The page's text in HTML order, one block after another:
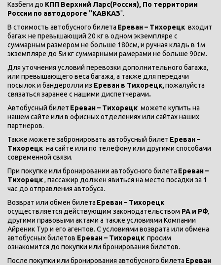
Казбеги до КПП Верхний Ларс(Россия), По территории
России по автодороге "КАВКАЗ".
В стоимость автобусного билета Ереван – Тихорецк входит
багаж не превышающий 20 кг в одном экземпляре с
суммарным размером не больше 180см, и ручная кладь в 1м
экземпляре до 5и кг суммарными рамерами не больше 90см.
Для уточнения условий перевозки дополнительного багажа,
или превышающего веса багажа, а также для передачи
посылок и бандеролли из Ереван в Тихорецк, пожалуйста
связаться заранее с нашими диспетчерами.
Автобусный билет Ереван – Тихорецк можете купить на
нашем сайте или в офисных отделениях или сайтах наших
партнеров.
Также можете забронировать автобусный билет Ереван –
Тихорецк на сайте или по телефону или другими способами
современной связи.
При покупке или бронировании автобусного билета Ереван –
Тихорецк , пассажир должен явиться на место посадки за 1
час до отправления автобуса.
Возврат или обмен билета
осуществляется действующим законодательством РА и РФ,
другими правовыми актами а также условиями Компании
Айреник Тур и его агентов. С условиями возврата или обмена
автобусных билетов Ереван – Тихорецк просим
ознакомится до покупки или бронирования билетов.
После покупки или бронирования автобусного билета Ереван